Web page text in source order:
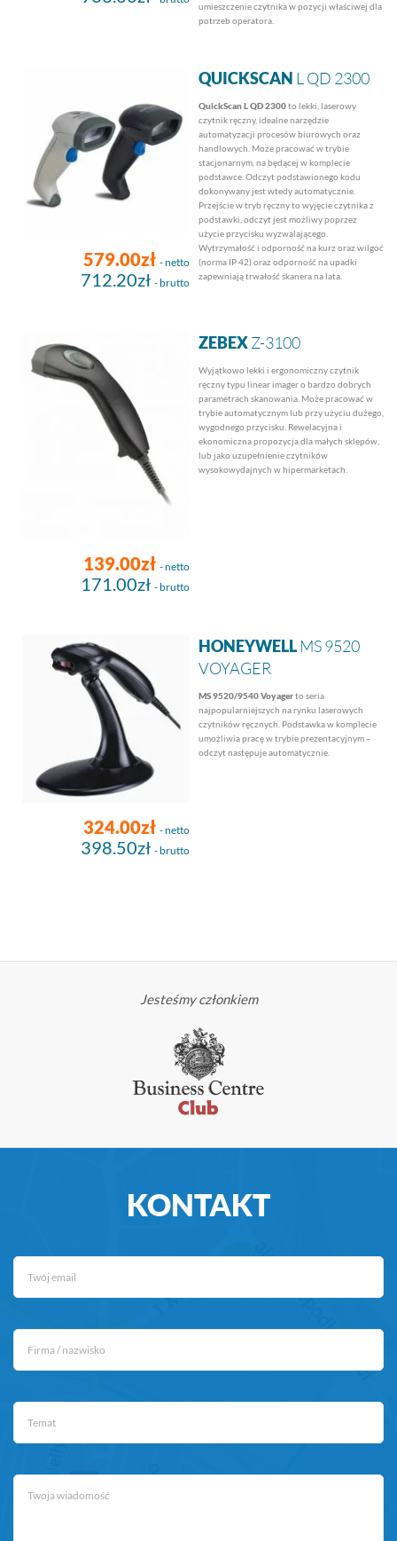
umieszczenie czytnika w pozycji właściwej dla
potrzeb operatora.
579.00zł - netto
712.20zł - brutto
QUICKSCAN L QD 2300
QuickScan L QD 2300to lekki, laserowy
czytnik ręczny, idealne narzędzie
automatyzacji procesów biurowych oraz
handlowych. Może pracować w trybie
stacjonarnym, na będącej w komplecie
podstawce. Odczyt podstawionego kodu
dokonywany jest wtedy automatycznie.
Przejście w tryb ręczny to wyjęcie czytnika z
podstawki, odczyt jest możliwy poprzez
użycie przycisku wyzwalającego.
Wytrzymałość i odporność na kurz oraz wilgoć
(norma IP 42) oraz odporność na upadki
zapewniają trwałość skanera na lata.
139.00zł - netto
171.00zł - brutto
ZEBEXZ-3100
Wyjątkowo lekki i ergonomiczny czytnik
ręczny typu linear imager o bardzo dobrych
parametrach skanowania. Może pracować w
trybie automatycznym lub przy użyciu dużego,
wygodnego przycisku. Rewelacyjna i
ekonomiczna propozycja dla małych sklepów,
lub jako uzupełnienie czytników
wysokowydajnych w hipermarketach.
324.00zł - netto
398.50zł - brutto
HONEYWELLMS 9520
VOYAGER
MS 9520/9540 Voyagerto seria
najpopularniejszych na rynku laserowych
czytników ręcznych. Podstawka w komplecie
umożliwia pracę w trybie prezentacyjnym –
odczyt następuje automatycznie.
Jesteśmy członkiem
KONTAKT